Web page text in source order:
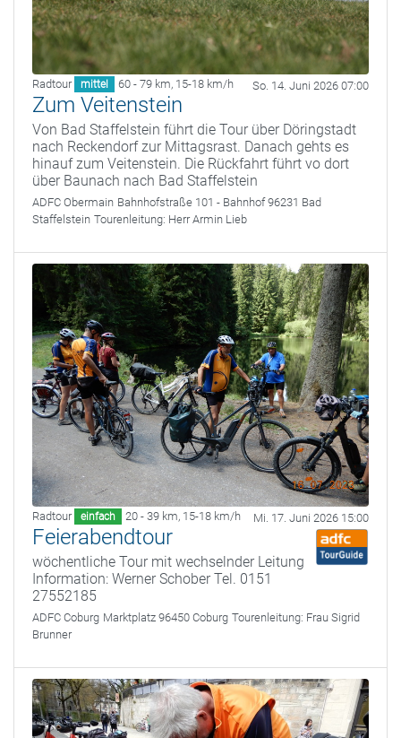
Radtour mittel 60 - 79 km, 15-18 km/h So. 14. Juni 2026 07:00
Zum Veitenstein
Von Bad Staffelstein führt die Tour über Döringstadt
nach Reckendorf zur Mittagsrast. Danach gehts es
hinauf zum Veitenstein. Die Rückfahrt führt vo dort
über Baunach nach Bad Staffelstein
ADFC Obermain Bahnhofstraße 101 - Bahnhof 96231 Bad
Staffelstein Tourenleitung: Herr Armin Lieb
Radtour einfach 20 - 39 km, 15-18 km/h Mi. 17. Juni 2026 15:00
Feierabendtour
wöchentliche Tour mit wechselnder Leitung
Information: Werner Schober Tel. 0151
27552185
ADFC Coburg Marktplatz 96450 Coburg Tourenleitung: Frau Sigrid
Brunner